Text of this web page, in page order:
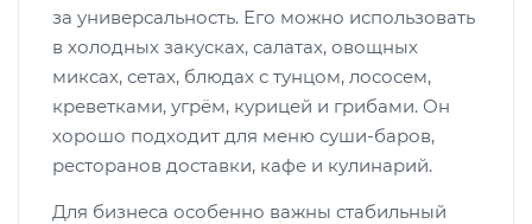
за универсальность. Его можно использовать
в холодных закусках, салатах, овощных
миксах, сетах, блюдах с тунцом, лососем,
креветками, угрём, курицей и грибами. Он
хорошо подходит для меню суши-баров,
ресторанов доставки, кафе и кулинарий.
Для бизнеса особенно важны стабильный